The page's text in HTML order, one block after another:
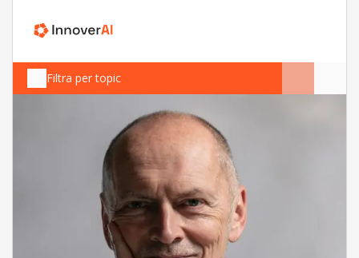
Filtra per topic